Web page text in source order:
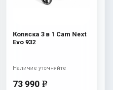
Коляска 3 в 1 Cam Next
Evo 932
73 990 e
Наличие уточняйте